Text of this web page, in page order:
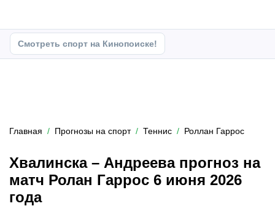
Смотреть спорт на Кинопоиске!
Главная Прогнозы на спорт Теннис Роллан Гаррос
Хвалинска – Андреева прогноз на
матч Ролан Гаррос 6 июня 2026
года